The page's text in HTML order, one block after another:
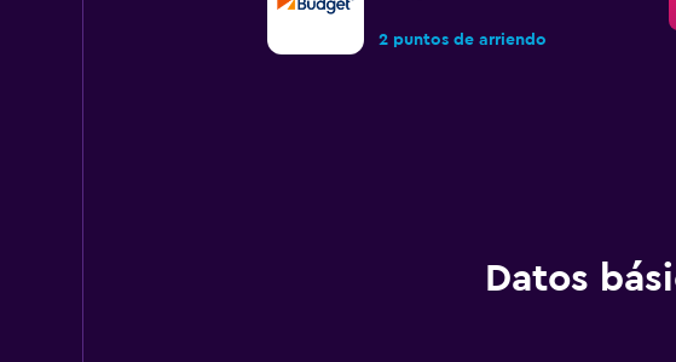
2 puntos de arriendo
Datos